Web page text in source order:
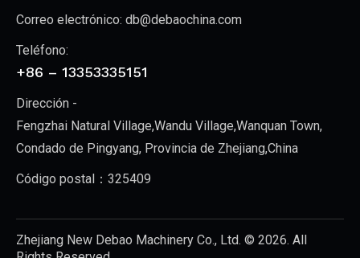
Correo electrónico: db@debaochina.com
Teléfono:
+86 – 13353335151
Dirección -
Fengzhai Natural Village,Wandu Village,Wanquan Town,
Condado de Pingyang, Provincia de Zhejiang,China
Código postal：325409
Zhejiang New Debao Machinery Co., Ltd. © 2026. All